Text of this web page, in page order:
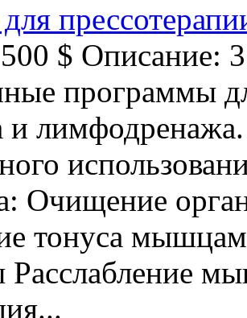
$ Описание:
программы
и
Очищение
тонуса
Расслабление